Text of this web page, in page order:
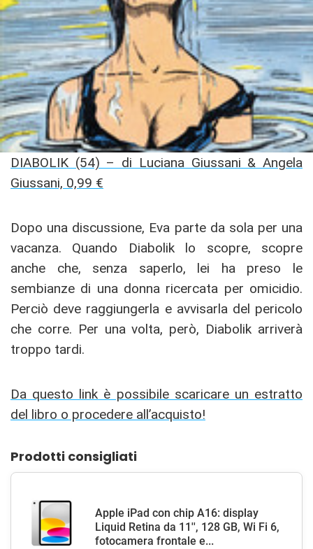
DIABOLIK (54) – di Luciana Giussani & Angela
Giussani, 0,99 €
Dopo una discussione, Eva parte da sola per una
vacanza. Quando Diabolik lo scopre, scopre
anche che, senza saperlo, lei ha preso le
sembianze di una donna ricercata per omicidio.
Perciò deve raggiungerla e avvisarla del pericolo
che corre. Per una volta, però, Diabolik arriverà
troppo tardi.
Da questo link è possibile scaricare un estratto
del libro o procedere all’acquisto!
Prodotti consigliati
Apple iPad con chip A16: display
Liquid Retina da 11'', 128 GB, Wi Fi 6,
fotocamera frontale e...